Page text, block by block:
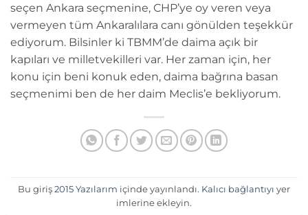
seçen Ankara seçmenine, CHP’ye oy veren veya
vermeyen tüm Ankaralılara canı gönülden teşekkür
ediyorum. Bilsinler ki TBMM’de daima açık bir
kapıları ve milletvekilleri var. Her zaman için, her
konu için beni konuk eden, daima bağrına basan
seçmenimi ben de her daim Meclis’e bekliyorum.
Bu giriş 2015 Yazılarım içinde yayınlandı. Kalıcı bağlantıyı yer
imlerine ekleyin.